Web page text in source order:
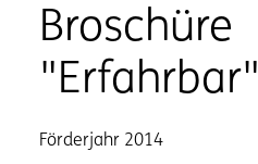
Broschüre
"Erfahrbar"
Förderjahr 2014